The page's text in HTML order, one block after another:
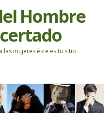
Hombre
las mujeres éste es tu sitio